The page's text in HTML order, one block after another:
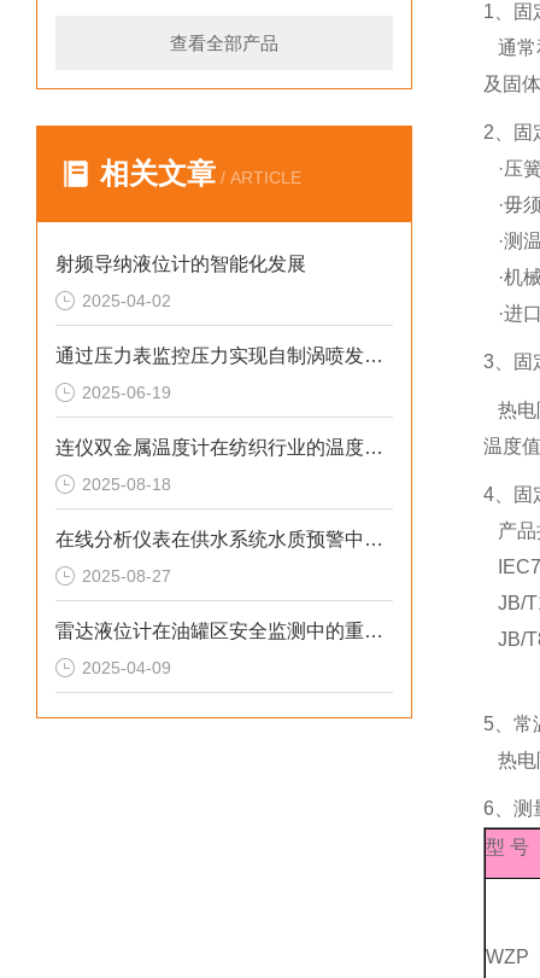
查看全部产品
相关文章 / ARTICLE
射频导纳液位计的智能化发展
2025-04-02
通过压力表监控压力实现自制涡喷发动机自持的技术研究
2025-06-19
连仪双金属温度计在纺织行业的温度控制与节能应用
2025-08-18
在线分析仪表在供水系统水质预警中的预警价值
2025-08-27
雷达液位计在油罐区安全监测中的重要作用
2025-04-09
1、固
通常
及固
2、固
·压
·毋
·测
·机
·进
3、固
热电
温度
4、固
产品
JB/
JB/
5、常
热电
6、测
型 号
WZP